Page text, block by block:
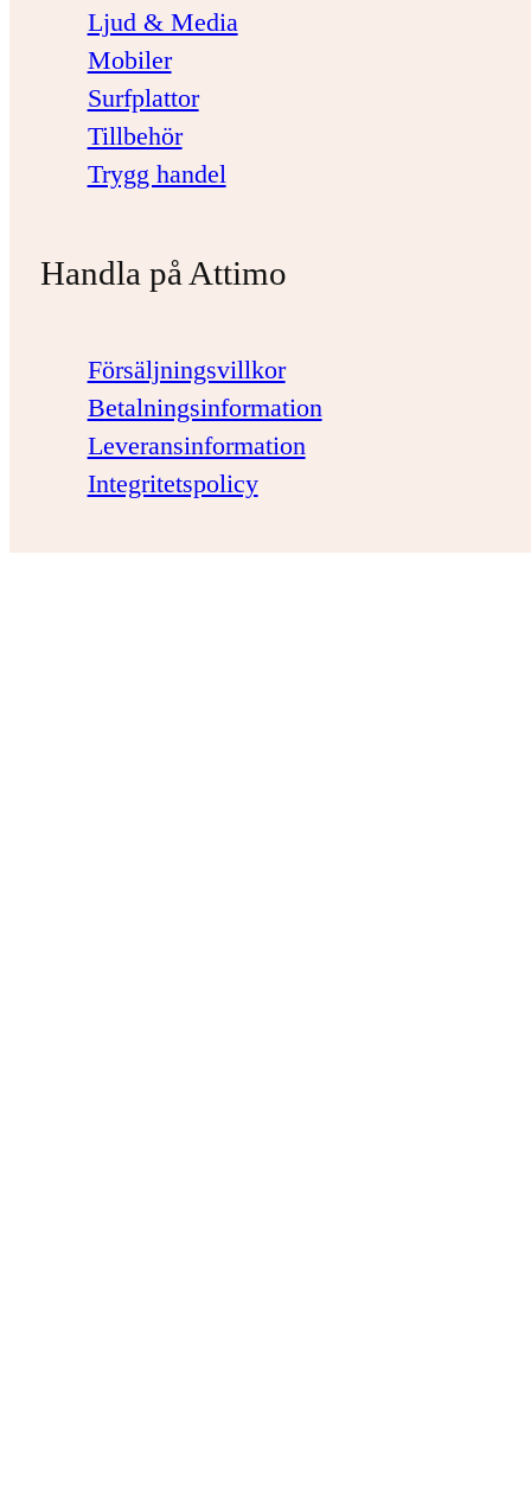
Ljud & Media
Mobiler
Surfplattor
Tillbehör
Trygg handel
Handla på Attimo
Försäljningsvillkor
Betalningsinformation
Leveransinformation
Integritetspolicy